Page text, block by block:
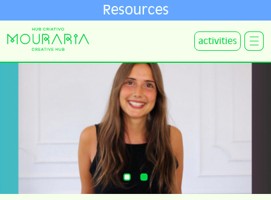
Resources
activities